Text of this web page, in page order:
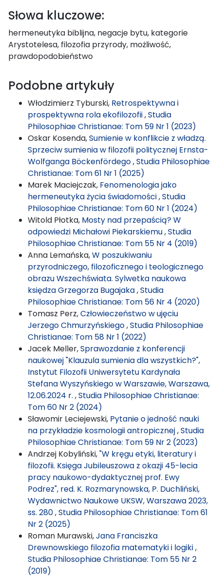
Słowa kluczowe:
hermeneutyka biblijna, negacje bytu, kategorie
Arystotelesa, filozofia przyrody, możliwość,
prawdopodobieństwo
Podobne artykuły
Włodzimierz Tyburski, Retrospektywna i
prospektywna rola ekofilozofii,Studia
Philosophiae Christianae: Tom 59 Nr 1 (2023)
Oskar Kosenda,Sumienie w konflikcie z władzą.
Sprzeciw sumienia w filozofii politycznej Ernsta-
Wolfganga Böckenfördego,Studia Philosophiae
Christianae: Tom 61 Nr 1 (2025)
Marek Maciejczak, Fenomenologia jako
hermeneutyka życia świadomości,Studia
Philosophiae Christianae: Tom 60 Nr 1 (2024)
Witold Płotka, Mosty nad przepaścią? W
odpowiedzi Michałowi Piekarskiemu,Studia
Philosophiae Christianae: Tom 55 Nr 4 (2019)
Anna Lemańska,W poszukiwaniu
przyrodniczego, filozoficznego i teologicznego
obrazu Wszechświata. Sylwetka naukowa
księdza Grzegorza Bugajaka,Studia
Philosophiae Christianae: Tom 56 Nr 4 (2020)
Tomasz Perz,Człowieczeństwo w ujęciu
Jerzego Chmurzyńskiego,Studia Philosophiae
Christianae: Tom 58 Nr 1 (2022)
Jacek Meller,Sprawozdanie z konferencji
naukowej "Klauzula sumienia dla wszystkich?",
Instytut Filozofii Uniwersytetu Kardynała
Stefana Wyszyńskiego w Warszawie, Warszawa,
12.06.2024 r. ,Studia Philosophiae Christianae:
Tom 60 Nr 2 (2024)
Sławomir Leciejewski, Pytanie o jedność nauki
na przykładzie kosmologii antropicznej,Studia
Philosophiae Christianae: Tom 59 Nr 2 (2023)
Andrzej Kobyliński,"W kręgu etyki, literatury i
filozofii. Księga Jubileuszowa z okazji 45-lecia
pracy naukowo-dydaktycznej prof. Ewy
Podrez", red. K. Rozmarynowska, P. Duchliński,
Wydawnictwo Naukowe UKSW, Warszawa 2023,
ss. 280,Studia Philosophiae Christianae: Tom 61
Nr 2 (2025)
Roman Murawski,Jana Franciszka
Drewnowskiego filozofia matematyki i logiki,
Studia Philosophiae Christianae: Tom 55 Nr 2
(2019)